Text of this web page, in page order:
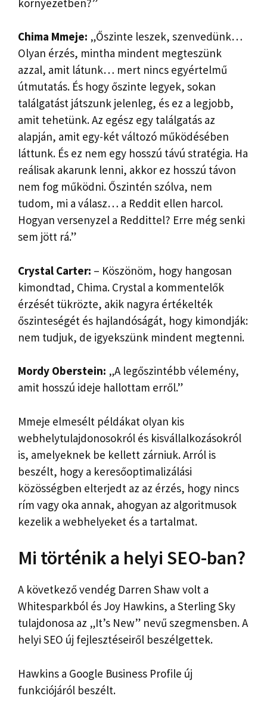
környezetben?”
Chima Mmeje: „Őszinte leszek, szenvedünk…
Olyan érzés, mintha mindent megteszünk
azzal, amit látunk… mert nincs egyértelmű
útmutatás. És hogy őszinte legyek, sokan
találgatást játszunk jelenleg, és ez a legjobb,
amit tehetünk. Az egész egy találgatás az
alapján, amit egy-két változó működésében
láttunk. És ez nem egy hosszú távú stratégia. Ha
reálisak akarunk lenni, akkor ez hosszú távon
nem fog működni. Őszintén szólva, nem
tudom, mi a válasz… a Reddit ellen harcol.
Hogyan versenyzel a Reddittel? Erre még senki
sem jött rá.”
Crystal Carter: – Köszönöm, hogy hangosan
kimondtad, Chima. Crystal a kommentelők
érzését tükrözte, akik nagyra értékelték
őszinteségét és hajlandóságát, hogy kimondják:
nem tudjuk, de igyekszünk mindent megtenni.
Mordy Oberstein: „A legőszintébb vélemény,
amit hosszú ideje hallottam erről.”
Mmeje elmesélt példákat olyan kis
webhelytulajdonosokról és kisvállalkozásokról
is, amelyeknek be kellett zárniuk. Arról is
beszélt, hogy a keresőoptimalizálási
közösségben elterjedt az az érzés, hogy nincs
rím vagy oka annak, ahogyan az algoritmusok
kezelik a webhelyeket és a tartalmat.
Mi történik a helyi SEO-ban?
A következő vendég Darren Shaw volt a
Whitesparkból és Joy Hawkins, a Sterling Sky
tulajdonosa az „It’s New” nevű szegmensben. A
helyi SEO új fejlesztéseiről beszélgettek.
Hawkins a Google Business Profile új
funkciójáról beszélt.